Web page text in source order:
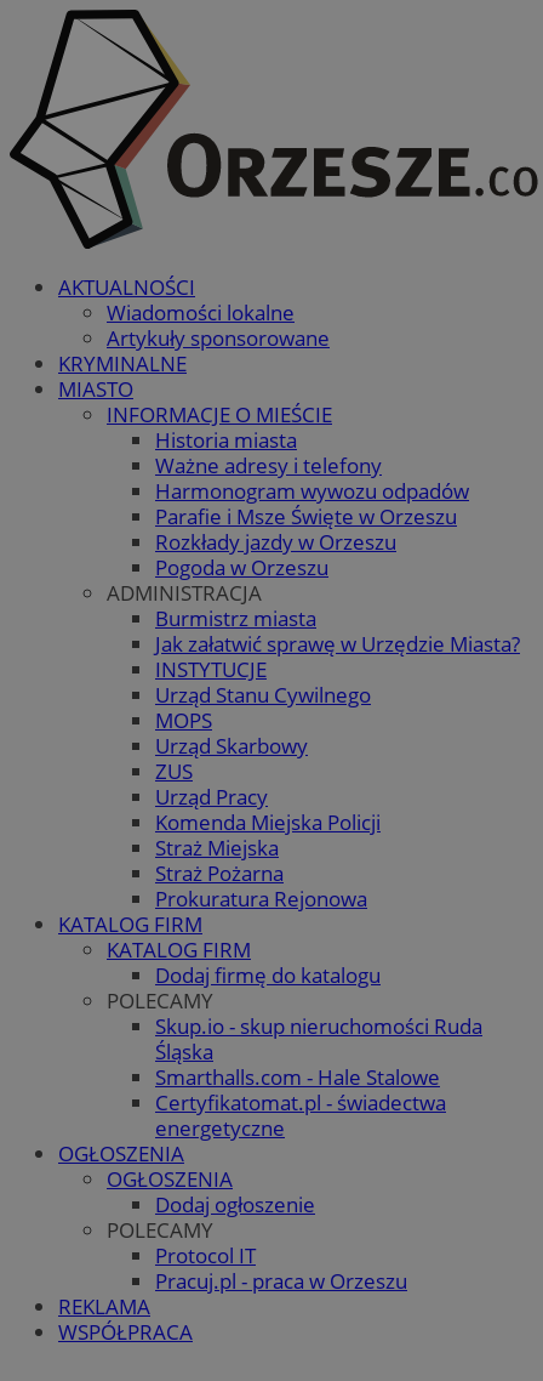
AKTUALNOŚCI
Wiadomości lokalne
Artykuły sponsorowane
KRYMINALNE
MIASTO
INFORMACJE O MIEŚCIE
Historia miasta
Ważne adresy i telefony
Harmonogram wywozu odpadów
Parafie i Msze Święte w Orzeszu
Rozkłady jazdy w Orzeszu
Pogoda w Orzeszu
ADMINISTRACJA
Burmistrz miasta
Jak załatwić sprawę w Urzędzie Miasta?
INSTYTUCJE
Urząd Stanu Cywilnego
MOPS
Urząd Skarbowy
ZUS
Urząd Pracy
Komenda Miejska Policji
Straż Miejska
Straż Pożarna
Prokuratura Rejonowa
KATALOG FIRM
KATALOG FIRM
Dodaj firmę do katalogu
POLECAMY
Skup.io - skup nieruchomości Ruda
Śląska
Smarthalls.com - Hale Stalowe
Certyfikatomat.pl - świadectwa
energetyczne
OGŁOSZENIA
OGŁOSZENIA
Dodaj ogłoszenie
POLECAMY
Protocol IT
Pracuj.pl - praca w Orzeszu
REKLAMA
WSPÓŁPRACA